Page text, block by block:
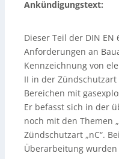
Ankündigungstext:
Dieser Teil der DIN EN
Anforderungen an
Kennzeichnung von
II in der Zündschutzart
Bereichen mit
Er befasst sich in der
noch mit den Themen
Zündschutzart „nC“.
Überarbeitung